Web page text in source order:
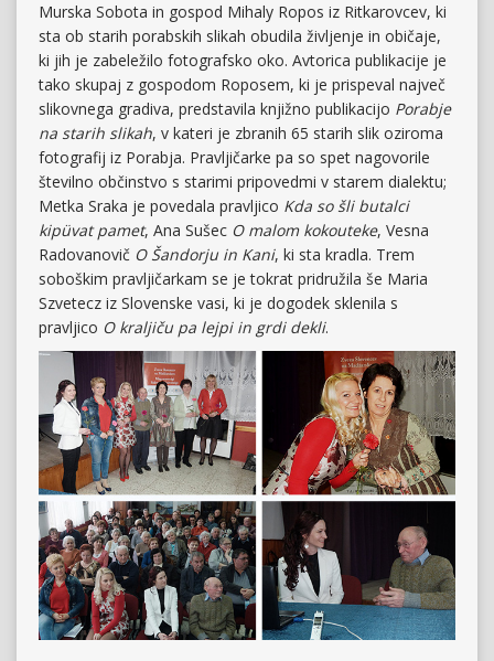
Murska Sobota in gospod Mihaly Ropos iz Ritkarovcev, ki
sta ob starih porabskih slikah obudila življenje in običaje,
ki jih je zabeležilo fotografsko oko. Avtorica publikacije je
tako skupaj z gospodom Roposem, ki je prispeval največ
slikovnega gradiva, predstavila knjižno publikacijo Porabje
na starih slikah, v kateri je zbranih 65 starih slik oziroma
fotografij iz Porabja. Pravljičarke pa so spet nagovorile
številno občinstvo s starimi pripovedmi v starem dialektu;
Metka Sraka je povedala pravljico Kda so šli butalci
kipüvat pamet, Ana Sušec O malom kokouteke, Vesna
Radovanovič O Šandorju in Kani, ki sta kradla. Trem
soboškim pravljičarkam se je tokrat pridružila še Maria
Szvetecz iz Slovenske vasi, ki je dogodek sklenila s
pravljico O kraljiču pa lejpi in grdi dekli.